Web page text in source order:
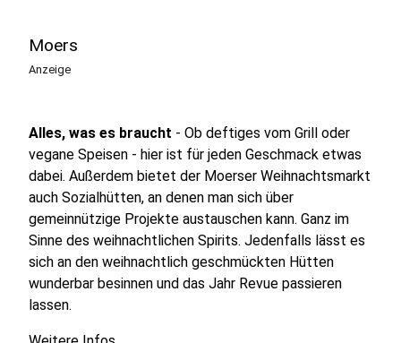
Moers
Anzeige
Alles, was es braucht - Ob deftiges vom Grill oder
vegane Speisen - hier ist für jeden Geschmack etwas
dabei. Außerdem bietet der Moerser Weihnachtsmarkt
auch Sozialhütten, an denen man sich über
gemeinnützige Projekte austauschen kann. Ganz im
Sinne des weihnachtlichen Spirits. Jedenfalls lässt es
sich an den weihnachtlich geschmückten Hütten
wunderbar besinnen und das Jahr Revue passieren
lassen.